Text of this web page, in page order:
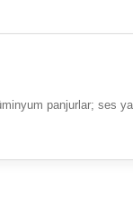
panjurlar; ses